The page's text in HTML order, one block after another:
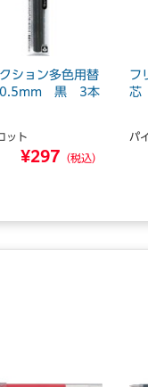
ション多色用替
黒 3本
ット
¥297 （税込）
フ
パ